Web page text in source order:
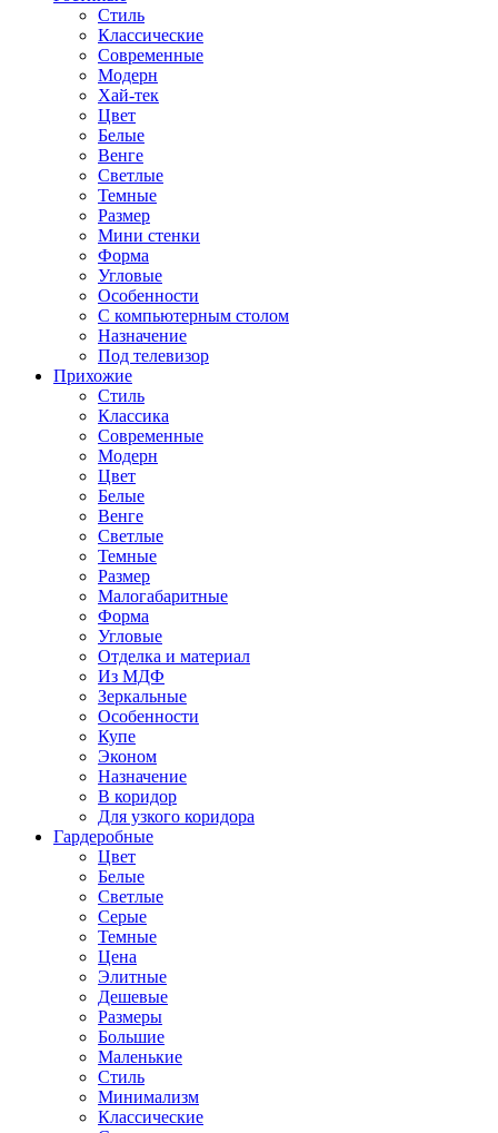
Стиль
Классические
Современные
Модерн
Хай-тек
Цвет
Белые
Венге
Светлые
Темные
Размер
Мини стенки
Форма
Угловые
Особенности
С компьютерным столом
Назначение
Под телевизор
Прихожие
Стиль
Классика
Современные
Модерн
Цвет
Белые
Венге
Светлые
Темные
Размер
Малогабаритные
Форма
Угловые
Отделка и материал
Из МДФ
Зеркальные
Особенности
Купе
Эконом
Назначение
В коридор
Для узкого коридора
Гардеробные
Цвет
Белые
Светлые
Серые
Темные
Цена
Элитные
Дешевые
Размеры
Большие
Маленькие
Стиль
Минимализм
Классические